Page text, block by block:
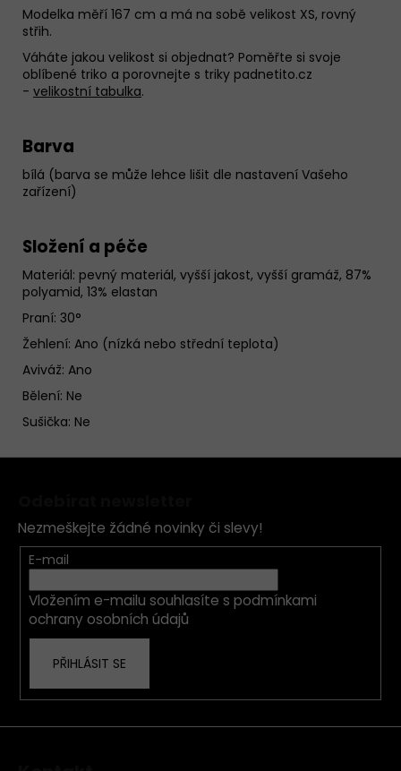
Modelka měří 167 cm a má na sobě velikost XS, rovný
střih.
Váháte jakou velikost si objednat? Poměřte si svoje
oblíbené triko a porovnejte s triky padnetito.cz
- velikostní tabulka.
Barva
bílá (barva se může lehce lišit dle nastavení Vašeho
zařízení)
Složení a péče
Materiál: pevný materiál, vyšší jakost, vyšší gramáž, 87%
polyamid, 13% elastan
Praní: 30°
Žehlení: Ano (nízká nebo střední teplota)
Aviváž: Ano
Bělení: Ne
Sušička: Ne
Nezmeškejte žádné novinky či slevy!
E-mail
Vložením e-mailu souhlasíte s podmínkami
ochrany osobních údajů
PŘIHLÁSIT SE